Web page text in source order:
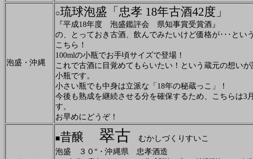
泡盛・沖縄
○琉球泡盛「忠孝 18年古酒42度」
『平成18年度 泡盛鑑評会 県知事賞受賞酒』
の、とっておき古酒、飲んでみたいけど価格が･･･とい
こちら！
100mlの小瓶でお手頃サイズで登場！
これで古酒に目覚めてもらいたい！という蔵元の想いが
小瓶です。
小さい瓶でも中身は立派な「18年の秘蔵っこ」！
今後も熟成を継続させる分を確保するため、こちらは3
す。
お早めにどうぞ！
■昔醸 翠古 むかしづくりすいこ
泡盛 ３０°・沖縄県 忠孝酒造